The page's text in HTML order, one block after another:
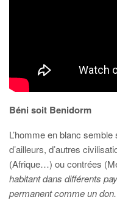
Béni soit Benidorm
L’homme en blanc
d’ailleurs, d’autres
(Afrique…) ou contrées
habitant dans différents
permanent comme un